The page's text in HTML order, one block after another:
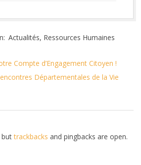
Actualités, Ressources Humaines
Compte d’Engagement Citoyen !
Départementales de la Vie
buttrackbacks and pingbacks are open.